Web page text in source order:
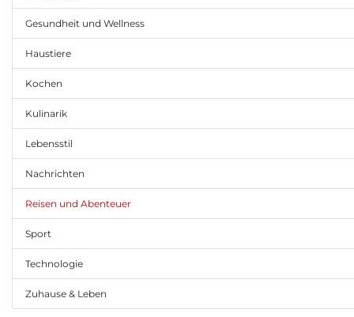
Gesundheit und Wellness
Haustiere
Kochen
Kulinarik
Lebensstil
Nachrichten
Reisen und Abenteuer
Sport
Technologie
Zuhause & Leben